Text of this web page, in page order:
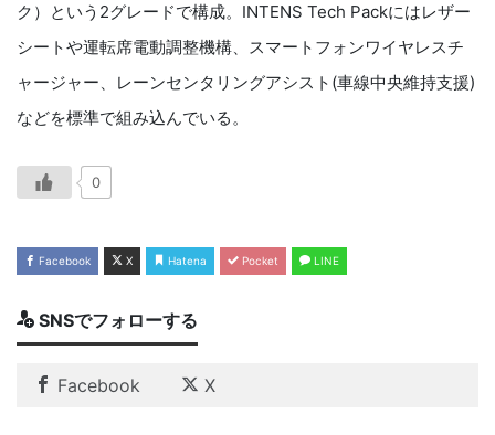
ク）という2グレードで構成。INTENS Tech Packにはレザー
シートや運転席電動調整機構、スマートフォンワイヤレスチ
ャージャー、レーンセンタリングアシスト(車線中央維持支援)
などを標準で組み込んでいる。
0
Facebook X Hatena Pocket LINE
SNSでフォローする
Facebook X